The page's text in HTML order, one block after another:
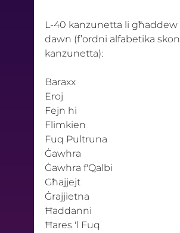
L-40 kanzunetta li
dawn (f’ordni alfabetika
kanzunetta):
Baraxx
Eroj
Fejn hi
Flimkien
Fuq Pultruna
Ġawhra
Ġawhra f'Qalbi
Għajjejt
Ġrajjietna
Ħaddanni
Ħares 'l Fuq